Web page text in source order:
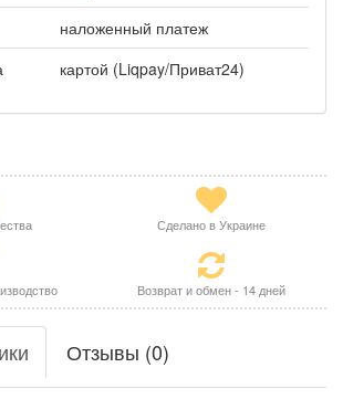
наложенный платеж
картой (Liqpay/Приват24)
Сделано в Украине
Возврат и обмен - 14 дней
Отзывы (0)